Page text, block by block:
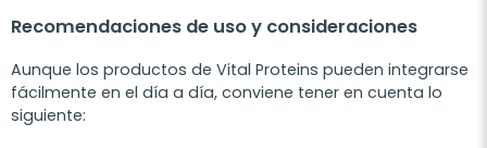
Recomendaciones de uso y consideraciones
Aunque los productos de Vital Proteins pueden integrarse
fácilmente en el día a día, conviene tener en cuenta lo
siguiente: